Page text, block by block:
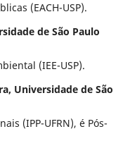
(EACH-USP).
de São Paulo
(IEE-USP).
Universidade de São
(IPP-UFRN), é Pós-